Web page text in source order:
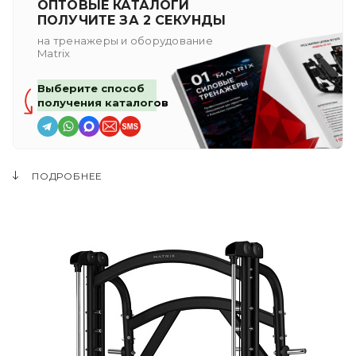
ОПТОВЫЕ КАТАЛОГИ
ПОЛУЧИТЕ ЗА 2 СЕКУНДЫ
на тренажеры и оборудование
Matrix
Выберите способ
получения каталогов
ПОДРОБНЕЕ